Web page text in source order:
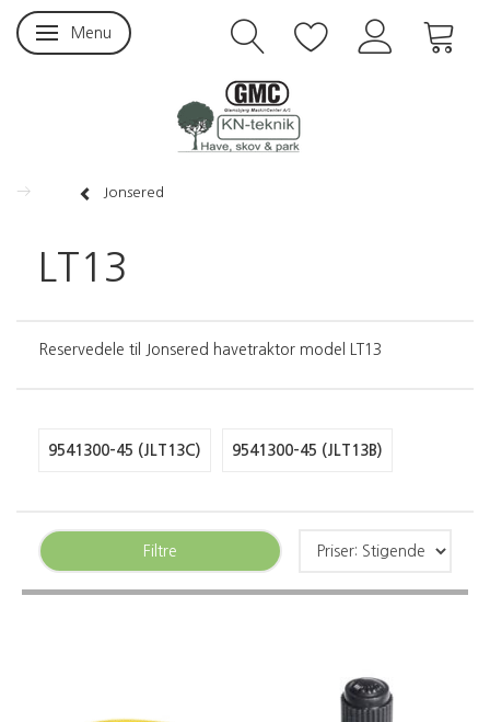
Skifte navigation
Menu
Jonsered
LT13
Reservedele til Jonsered havetraktor model LT13
9541300-45 (JLT13C) 9541300-45 (JLT13B)
Filtre